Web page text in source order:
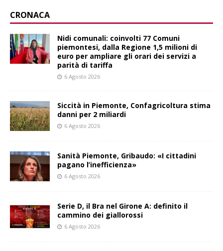
CRONACA
Nidi comunali: coinvolti 77 Comuni
piemontesi, dalla Regione 1,5 milioni di
euro per ampliare gli orari dei servizi a
parità di tariffa
6 Agosto 2026
Siccità in Piemonte, Confagricoltura stima
danni per 2 miliardi
6 Agosto 2026
Sanità Piemonte, Gribaudo: «I cittadini
pagano l’inefficienza»
6 Agosto 2026
Serie D, il Bra nel Girone A: definito il
cammino dei giallorossi
6 Agosto 2026